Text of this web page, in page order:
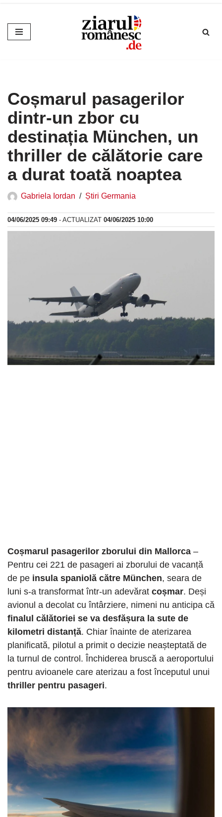
Sari
la
Coșmarul pasagerilor
dintr-un zbor cu
destinația München, un
thriller de călătorie care
a durat toată noaptea
Gabriela Iordan Știri Germania
04/06/2025 09:49 - ACTUALIZAT 04/06/2025 10:00
Coșmarul pasagerilor zborului din Mallorca –
Pentru cei 221 de pasageri ai zborului de vacanță
de pe insula spaniolă către München, seara de
luni s-a transformat într-un adevărat coșmar. Deși
avionul a decolat cu întârziere, nimeni nu anticipa că
finalul călătoriei se va desfășura la sute de
kilometri distanță. Chiar înainte de aterizarea
planificată, pilotul a primit o decizie neașteptată de
la turnul de control. Închiderea bruscă a aeroportului
pentru avioanele care aterizau a fost începutul unui
thriller pentru pasageri.